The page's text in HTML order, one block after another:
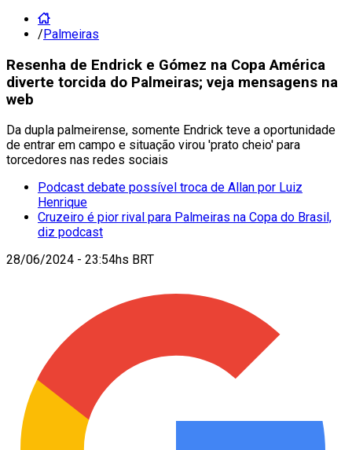
/Palmeiras
Resenha de Endrick e Gómez na Copa América
diverte torcida do Palmeiras; veja mensagens na
web
Da dupla palmeirense, somente Endrick teve a oportunidade
de entrar em campo e situação virou 'prato cheio' para
torcedores nas redes sociais
Podcast debate possível troca de Allan por Luiz
Henrique
Cruzeiro é pior rival para Palmeiras na Copa do Brasil,
diz podcast
28/06/2024 - 23:54hs BRT